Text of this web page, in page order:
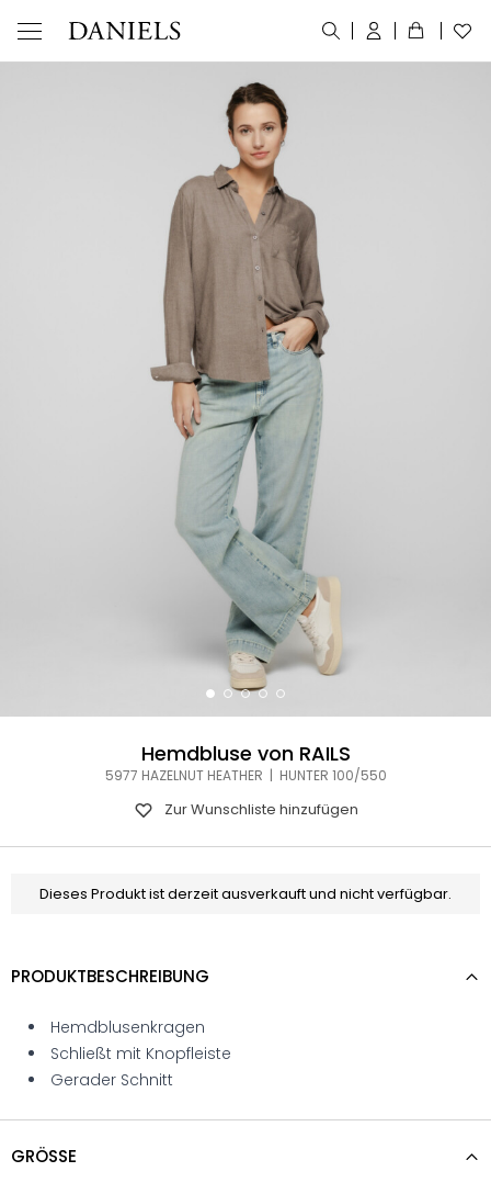
Hemdbluse von RAILS
5977 HAZELNUT HEATHER | HUNTER 100/550
Zur Wunschliste hinzufügen
Dieses Produkt ist derzeit ausverkauft und nicht verfügbar.
PRODUKTBESCHREIBUNG
Hemdblusenkragen
Schließt mit Knopfleiste
Gerader Schnitt
GRÖSSE